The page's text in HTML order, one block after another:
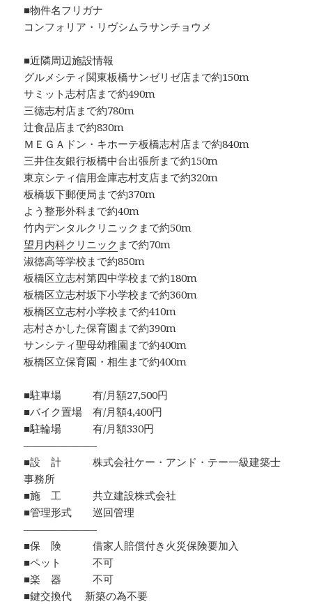
■物件名フリガナ
コンフォリア・リヴシムラサンチョウメ
■近隣周辺施設情報
グルメシティ関東板橋サンゼリゼ店まで約150m
サミット志村店まで約490m
三徳志村店まで約780m
辻食品店まで約830m
ＭＥＧＡドン・キホーテ板橋志村店まで約840m
三井住友銀行板橋中台出張所まで約150m
東京シティ信用金庫志村支店まで約320m
板橋坂下郵便局まで約370m
よう整形外科まで約40m
竹内デンタルクリニックまで約50m
望月内科クリニック まで約70m
淑徳高等学校まで約850m
板橋区立志村第四中学校まで約180m
板橋区立志村坂下小学校まで約360m
板橋区立志村小学校まで約410m
志村さかした保育園まで約390m
サンシティ聖母幼稚園まで約400m
板橋区立保育園・相生まで約400m
■駐車場 有/月額27,500円
■バイク置場 有/月額4,400円
■駐輪場 有/月額330円
―――――――
■設 計 株式会社ケー・アンド・テー一級建築士
事務所
■施 工 共立建設株式会社
■管理形式 巡回管理
―――――――
■保 険 借家人賠償付き火災保険要加入
■ペット 不可
■楽 器 不可
■鍵交換代 新築の為不要